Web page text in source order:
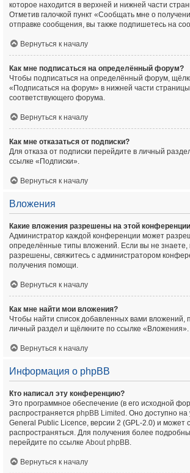
которое находится в верхней и нижней части
Отметив галочкой пункт «Сообщать мне о
отправке сообщения, вы также подпишетесь на
Вернуться к началу
Как мне подписаться на определённый форум?
Чтобы подписаться на определённый форум,
«Подписаться на форум» в нижней части
соответствующего форума.
Вернуться к началу
Как мне отказаться от подписки?
Для отказа от подписки перейдите в личный
ссылке «Подписки».
Вернуться к началу
Вложения
Какие вложения разрешены на этой
Администратор каждой конференции может
определённые типы вложений. Если вы не знаете,
разрешены, свяжитесь с администратором
получения помощи.
Вернуться к началу
Как мне найти мои вложения?
Чтобы найти список добавленных вами вложений,
личный раздел и щёлкните по ссылке «Вложения».
Вернуться к началу
Информация о phpBB
Кто написал эту конференцию?
Это программное обеспечение (в его исходной
распространяется phpBB Limited . Оно доступно на
General Public Licence, версии 2 (GPL-2.0) и может
распространяться. Для получения более
перейдите по ссылке About phpBB.
Вернуться к началу